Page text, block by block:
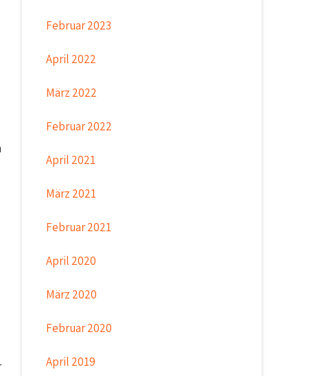
Februar 2023
April 2022
März 2022
Februar 2022
April 2021
März 2021
Februar 2021
April 2020
März 2020
Februar 2020
April 2019